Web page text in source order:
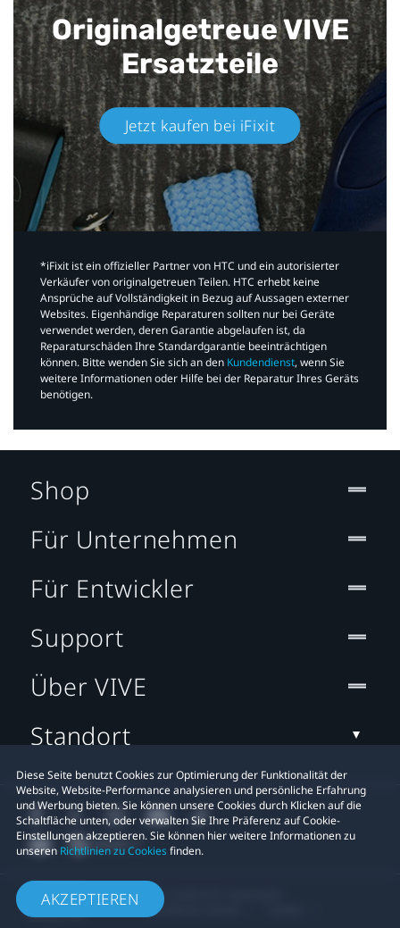
Originalgetreue VIVE
Ersatzteile
Jetzt kaufen bei iFixit​
*iFixit ist ein offizieller Partner von HTC und ein autorisierter
Verkäufer von originalgetreuen Teilen. HTC erhebt keine
Ansprüche auf Vollständigkeit in Bezug auf Aussagen externer
Websites. Eigenhändige Reparaturen sollten nur bei Geräte
verwendet werden, deren Garantie abgelaufen ist, da
Reparaturschäden Ihre Standardgarantie beeinträchtigen
können. Bitte wenden Sie sich an den Kundendienst, wenn Sie
weitere Informationen oder Hilfe bei der Reparatur Ihres Geräts
benötigen.​
Diese Seite benutzt Cookies zur Optimierung der Funktionalität der
Website, Website-Performance analysieren und persönliche Erfahrung
und Werbung bieten. Sie können unsere Cookies durch Klicken auf die
Schaltfläche unten, oder verwalten Sie Ihre Präferenz auf Cookie-
Einstellungen akzeptieren. Sie können hier weitere Informationen zu
unseren Richtlinien zu Cookiesfinden.
AKZEPTIEREN
Shop
Für Unternehmen
Für Entwickler
Support
Über VIVE
Standort
© 2011-2026 HTC Corporation
Rechtlicher Hinweis